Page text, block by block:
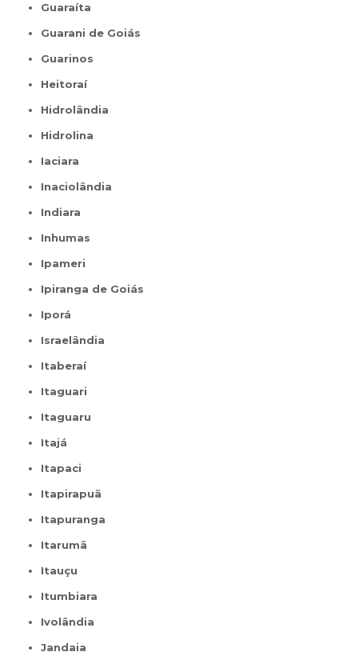
Guaraíta
Guarani de Goiás
Guarinos
Heitoraí
Hidrolândia
Hidrolina
Iaciara
Inaciolândia
Indiara
Inhumas
Ipameri
Ipiranga de Goiás
Iporá
Israelândia
Itaberaí
Itaguari
Itaguaru
Itajá
Itapaci
Itapirapuã
Itapuranga
Itarumã
Itauçu
Itumbiara
Ivolândia
Jandaia